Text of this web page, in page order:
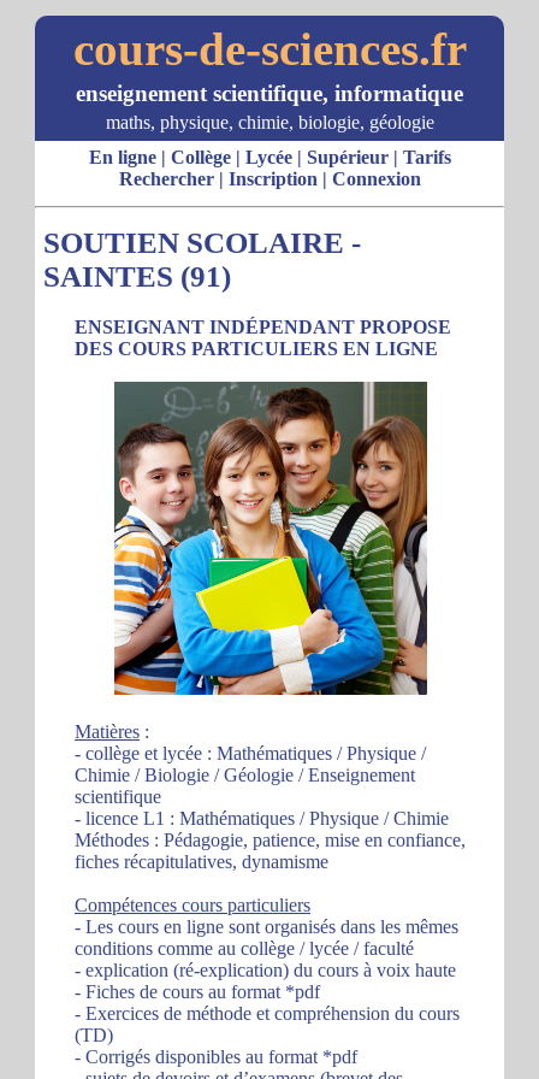
cours-de-sciences.fr
enseignement scientifique, informatique
maths, physique, chimie, biologie, géologie
En ligne| Collège| Lycée| Supérieur| Tarifs
Rechercher| Inscription | Connexion
SOUTIEN SCOLAIRE -
SAINTES (91)
ENSEIGNANT INDÉPENDANT PROPOSE
DES COURS PARTICULIERS EN LIGNE
Matières :
- collège et lycée : Mathématiques / Physique /
Chimie / Biologie / Géologie / Enseignement
scientifique
- licence L1 : Mathématiques / Physique / Chimie
Méthodes : Pédagogie, patience, mise en confiance,
fiches récapitulatives, dynamisme
Compétences cours particuliers
- Les cours en ligne sont organisés dans les mêmes
conditions comme au collège / lycée / faculté
- explication (ré-explication) du cours à voix haute
- Fiches de cours au format *pdf
- Exercices de méthode et compréhension du cours
(TD)
- Corrigés disponibles au format *pdf